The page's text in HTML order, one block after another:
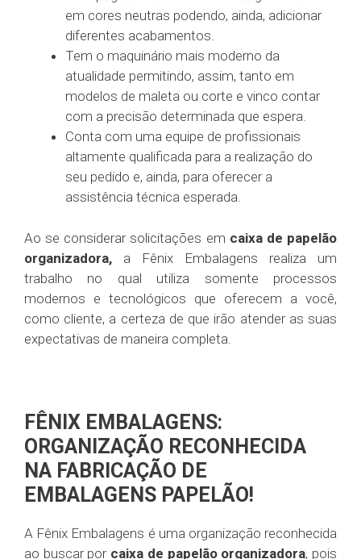
em cores neutras podendo, ainda, adicionar
diferentes acabamentos.
Tem o maquinário mais moderno da
atualidade permitindo, assim, tanto em
modelos de maleta ou corte e vinco contar
com a precisão determinada que espera.
Conta com uma equipe de profissionais
altamente qualificada para a realização do
seu pedido e, ainda, para oferecer a
assistência técnica esperada.
Ao se considerar solicitações em caixa de papelão
organizadora, a Fênix Embalagens realiza um
trabalho no qual utiliza somente processos
modernos e tecnológicos que oferecem a você,
como cliente, a certeza de que irão atender as suas
expectativas de maneira completa.
FÊNIX EMBALAGENS:
ORGANIZAÇÃO RECONHECIDA
NA FABRICAÇÃO DE
EMBALAGENS PAPELÃO!
A Fênix Embalagens é uma organização reconhecida
ao buscar por caixa de papelão organizadora, pois